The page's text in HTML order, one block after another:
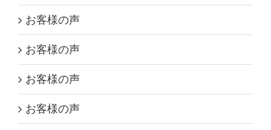
お客様の声
お客様の声
お客様の声
お客様の声